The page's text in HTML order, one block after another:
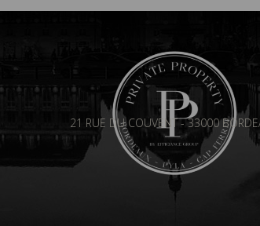
21 RUE DU COUVENT - 33000